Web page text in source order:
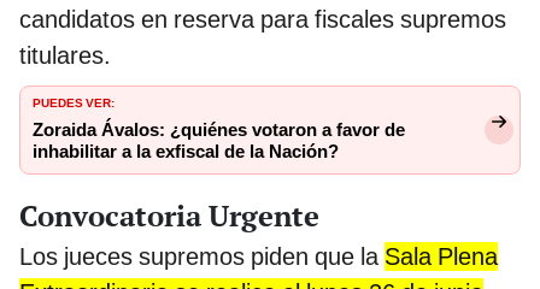
candidatos en reserva para fiscales supremos
titulares.
PUEDES VER:
Zoraida Ávalos: ¿quiénes votaron a favor de
inhabilitar a la exfiscal de la Nación?
Convocatoria Urgente
Los jueces supremos piden que la Sala Plena